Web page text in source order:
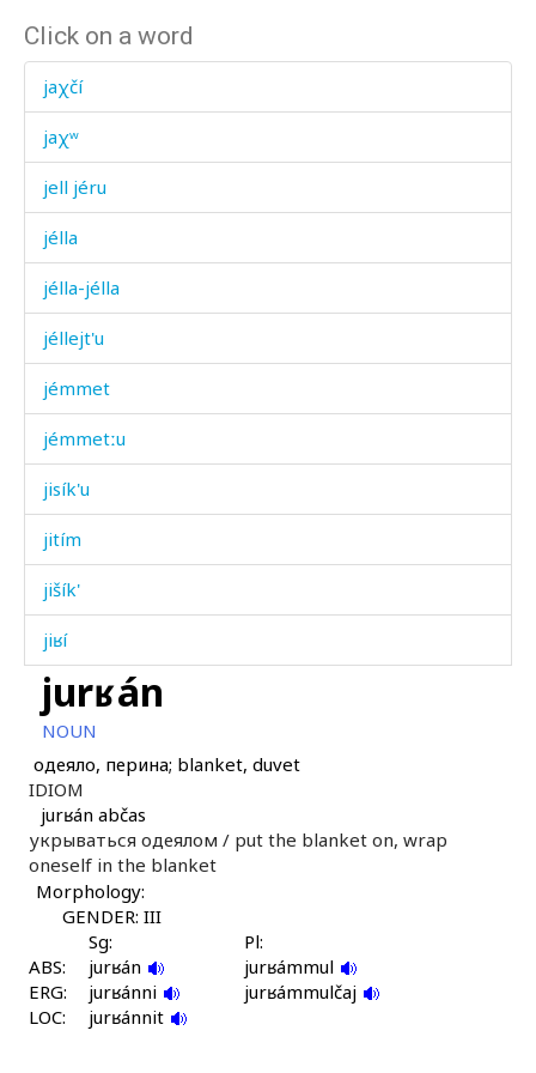
Click on a word
jaχčí
jaχʷ
jell jéru
jélla
jélla-jélla
jéllejt'u
jémmet
jémmetːu
jisík'u
jitím
jišík'
jiʁí
jíjt'on
joq'
joːw
jók'i
jók'ič'i
jurúχːi bagár
jurʁán
NOUN
одеяло, перина; blanket, duvet
IDIOM
jurʁán abčas
укрываться одеялом / put the blanket on, wrap
oneself in the blanket
Morphology:
GENDER: III
Sg:
Pl:
ABS:
jurʁán
jurʁámmul
ERG:
jurʁánni
jurʁámmulčaj
LOC:
jurʁánnit